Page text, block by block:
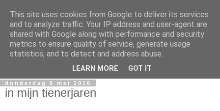
Miguel Santos
Ergens in Rotterdam. Waarschijnlijk in de nacht. Pen en
donderdag 5 mei 2016
in mijn tienerjaren
This site uses cookies from Google to deliver its services
and to analyze traffic. Your IP address and user-agent are
shared with Google along with performance and security
metrics to ensure quality of service, generate usage
statistics, and to detect and address abuse.
LEARN MORE GOT IT